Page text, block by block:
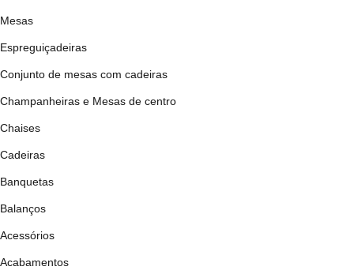
Mesas
Espreguiçadeiras
Conjunto de mesas com cadeiras
Champanheiras e Mesas de centro
Chaises
Cadeiras
Banquetas
Balanços
Acessórios
Acabamentos